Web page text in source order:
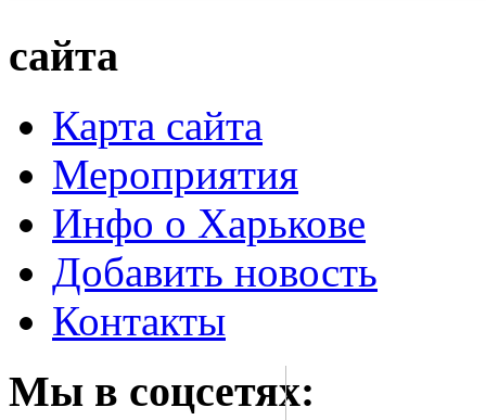
сайта
Карта сайта
Мероприятия
Инфо о Харькове
Добавить новость
Контакты
Мы в соцсетях: